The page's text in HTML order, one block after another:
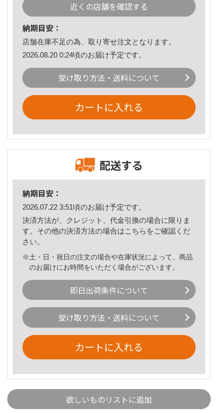
近くの店舗を確認する
納期目安：
店舗在庫不足の為、取り寄せ注文となります。
2026.08.20 0:24頃のお届け予定です。
受け取り方法・送料について
カートに入れる
配送する
納期目安：
2026.07.22 3:51頃のお届け予定です。
決済方法が、クレジット、代金引換の場合に限りま
す。その他の決済方法の場合はこちら をご確認くだ
さい。
※土・日・祝日の注文の場合や在庫状況によって、商品
のお届けにお時間をいただく場合がございます。
即日出荷条件について
受け取り方法・送料について
カートに入れる
欲しいものリストに追加